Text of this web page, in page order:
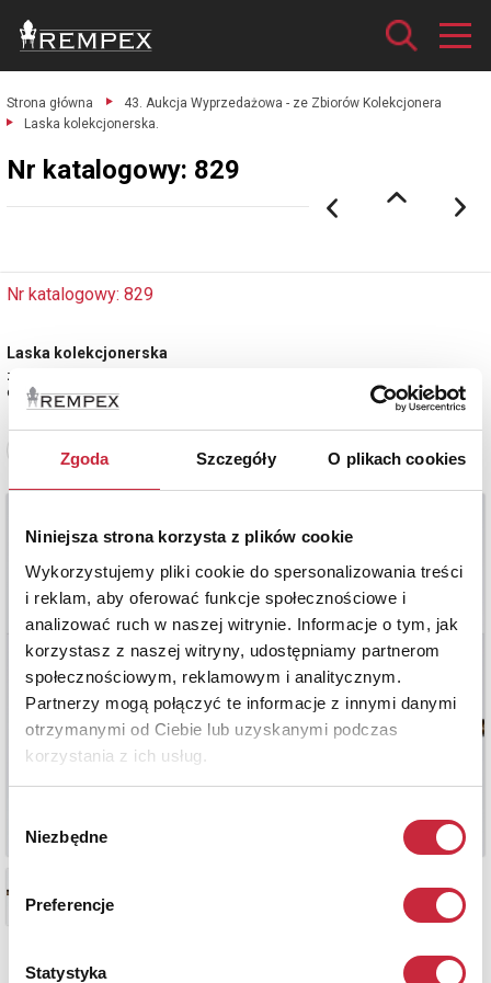
Zgoda Szczegóły O plikach cookies
Niniejsza strona korzysta z plików cookie
Wykorzystujemy pliki cookie do spersonalizowania treści
i reklam, aby oferować funkcje społecznościowe i
analizować ruch w naszej witrynie. Informacje o tym, jak
korzystasz z naszej witryny, udostępniamy partnerom
społecznościowym, reklamowym i analitycznym.
Partnerzy mogą połączyć te informacje z innymi danymi
otrzymanymi od Ciebie lub uzyskanymi podczas
korzystania z ich usług.
zgody
Niezbędne
Preferencje
Statystyka
Strona główna
43. Aukcja Wyprzedażowa - ze Zbiorów Kolekcjonera
Laska kolekcjonerska.
Nr katalogowy: 829
Nr katalogowy: 829
Laska kolekcjonerska
z plakietkami pamiątkowymi z różnych miejsc / regionów
drewno, plakietki mosiężne, cynowe, niektóre emaliowane; wys. 91 cm.
Zobacz pełne informacje